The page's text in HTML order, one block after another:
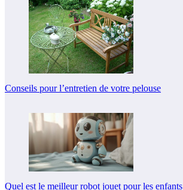
Conseils pour l’entretien de votre pelouse
Quel est le meilleur robot jouet pour les enfants